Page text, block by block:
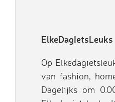
ElkeDagIetsLeuks
Op
van fashion,
Dagelijks om